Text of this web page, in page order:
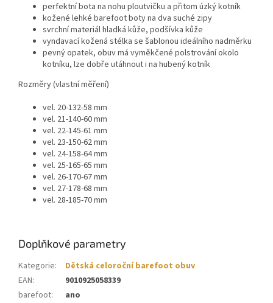
perfektní bota na nohu ploutvičku a přitom úzký kotník
kožené lehké barefoot boty na dva suché zipy
svrchní materiál hladká kůže, podšívka kůže
vyndavací kožená stélka se šablonou ideálního nadměrku
pevný opatek, obuv má vyměkčené polstrování okolo
kotníku, lze dobře utáhnout i na hubený kotník
Rozměry (vlastní měření)
vel. 20-132-58 mm
vel. 21-140-60 mm
vel. 22-145-61 mm
vel. 23-150-62 mm
vel. 24-158-64 mm
vel. 25-165-65 mm
vel. 26-170-67 mm
vel. 27-178-68 mm
vel. 28-185-70 mm
Doplňkové parametry
Kategorie:
Dětská celoroční barefoot obuv
EAN:
9010925058339
barefoot:
ano